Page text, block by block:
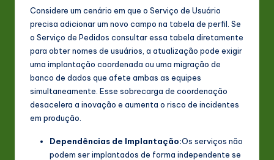
oConsidere um cenário em que o Serviço de Usuário
precisa adicionar um novo campo na tabela de perfil. Se
o Serviço de Pedidos consultar essa tabela diretamente
para obter nomes de usuários, a atualização pode exigir
uma implantação coordenada ou uma migração de
banco de dados que afete ambas as equipes
simultaneamente. Esse sobrecarga de coordenação
desacelera a inovação e aumenta o risco de incidentes
em produção.
Dependências de Implantação:Os serviços não
podem ser implantados de forma independente se